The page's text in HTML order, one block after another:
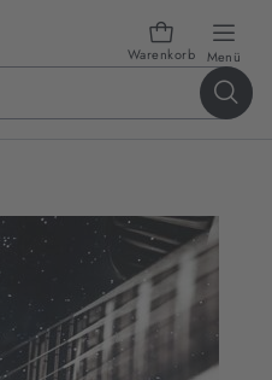
Warenkorb Menü